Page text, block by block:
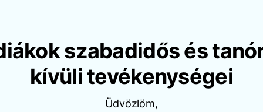
szabadidős és
kívüli tevékenységei
Üdvözlöm,